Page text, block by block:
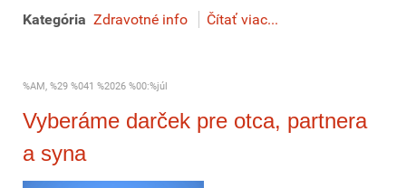
Kategória Zdravotné info Čítať viac...
%AM, %29 %041 %2026 %00:%júl
Vyberáme darček pre otca, partnera
a syna